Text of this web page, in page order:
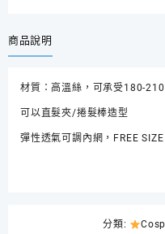
日]
崩
星
穹
道
商品說明
材質：高溫絲，可承受180-
可以直髮夾/捲髮棒造型
彈性透氣可調內網，FREE SIZE
分類: